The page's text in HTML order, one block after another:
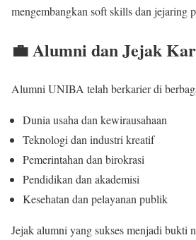
mengembangkan soft skills dan jejaring
💼 Alumni dan Jejak
Alumni UNIBA telah berkarier di
Dunia usaha dan kewirausahaan
Teknologi dan industri kreatif
Pemerintahan dan birokrasi
Pendidikan dan akademisi
Kesehatan dan pelayanan publik
Jejak alumni yang sukses menjadi bukti